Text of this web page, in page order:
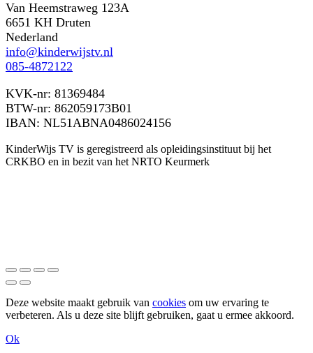
Van Heemstraweg 123A
6651 KH Druten
Nederland
info@kinderwijstv.nl
085-4872122
KVK-nr: 81369484
BTW-nr: 862059173B01
IBAN: NL51ABNA0486024156
KinderWijs TV is geregistreerd als opleidingsinstituut bij het
CRKBO en in bezit van het NRTO Keurmerk
Deze website maakt gebruik van cookies om uw ervaring te
verbeteren. Als u deze site blijft gebruiken, gaat u ermee akkoord.
Ok